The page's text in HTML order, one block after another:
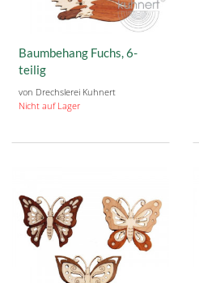
Baumbehang Fuchs, 6-
teilig
von Drechslerei Kuhnert
Nicht auf Lager